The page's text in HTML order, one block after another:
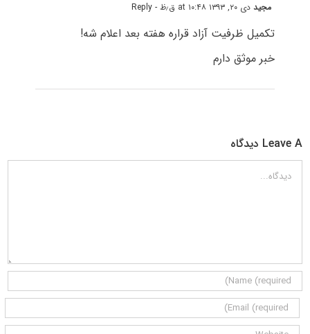
مجیددی ۲۰, ۱۳۹۳ at ۱۰:۴۸ ق٫ظ - Reply
تکمیل ظرفیت آزاد قراره هفته بعد اعلام شه!
خبر موثق دارم
Leave A دیدگاه
دیدگاه